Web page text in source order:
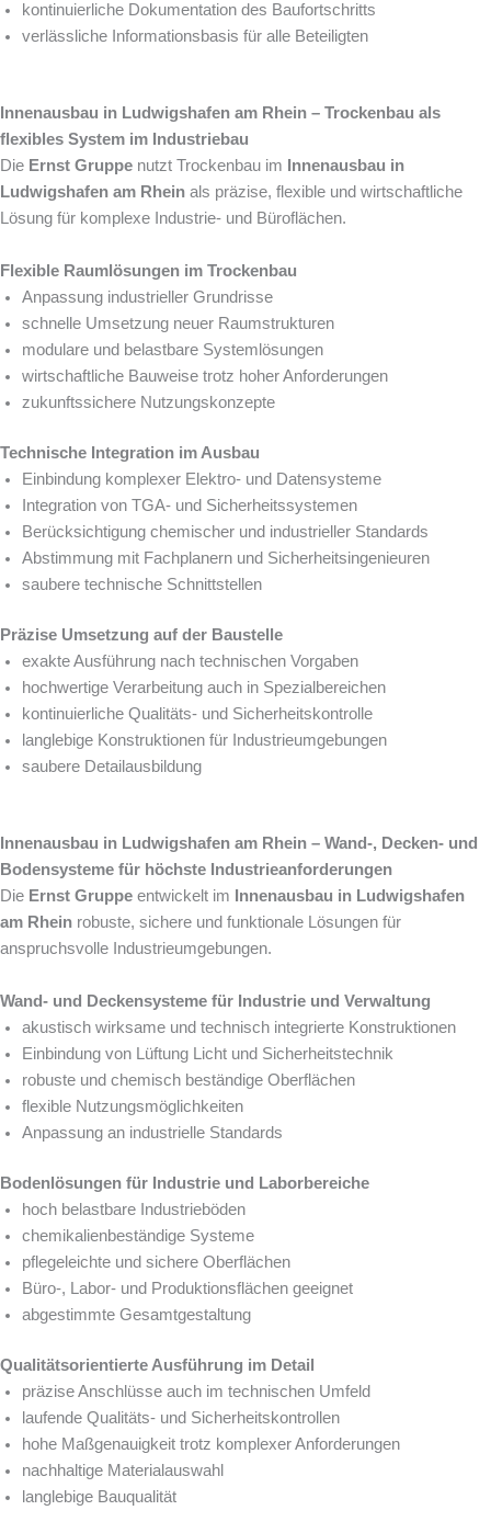
kontinuierliche Dokumentation des Baufortschritts
verlässliche Informationsbasis für alle Beteiligten
Innenausbau in Ludwigshafen am Rhein – Trockenbau als
flexibles System im Industriebau
Die Ernst Gruppe nutzt Trockenbau im
Innenausbau in
Ludwigshafen am Rhein als präzise, flexible und wirtschaftliche
Lösung für komplexe Industrie- und Büroflächen.
Flexible Raumlösungen im Trockenbau
Anpassung industrieller Grundrisse
schnelle Umsetzung neuer Raumstrukturen
modulare und belastbare Systemlösungen
wirtschaftliche Bauweise trotz hoher Anforderungen
zukunftssichere Nutzungskonzepte
Technische Integration im Ausbau
Einbindung komplexer Elektro- und Datensysteme
Integration von TGA- und Sicherheitssystemen
Berücksichtigung chemischer und industrieller Standards
Abstimmung mit Fachplanern und Sicherheitsingenieuren
saubere technische Schnittstellen
Präzise Umsetzung auf der Baustelle
exakte Ausführung nach technischen Vorgaben
hochwertige Verarbeitung auch in Spezialbereichen
kontinuierliche Qualitäts- und Sicherheitskontrolle
langlebige Konstruktionen für Industrieumgebungen
saubere Detailausbildung
Innenausbau in Ludwigshafen am Rhein – Wand-, Decken- und
Bodensysteme für höchste Industrieanforderungen
Die Ernst Gruppe entwickelt im
Innenausbau in Ludwigshafen
am Rhein robuste, sichere und funktionale Lösungen für
anspruchsvolle Industrieumgebungen.
Wand- und Deckensysteme für Industrie und Verwaltung
akustisch wirksame und technisch integrierte Konstruktionen
Einbindung von Lüftung Licht und Sicherheitstechnik
robuste und chemisch beständige Oberflächen
flexible Nutzungsmöglichkeiten
Anpassung an industrielle Standards
Bodenlösungen für Industrie und Laborbereiche
hoch belastbare Industrieböden
chemikalienbeständige Systeme
pflegeleichte und sichere Oberflächen
Büro-, Labor- und Produktionsflächen geeignet
abgestimmte Gesamtgestaltung
Qualitätsorientierte Ausführung im Detail
präzise Anschlüsse auch im technischen Umfeld
laufende Qualitäts- und Sicherheitskontrollen
hohe Maßgenauigkeit trotz komplexer Anforderungen
nachhaltige Materialauswahl
langlebige Bauqualität